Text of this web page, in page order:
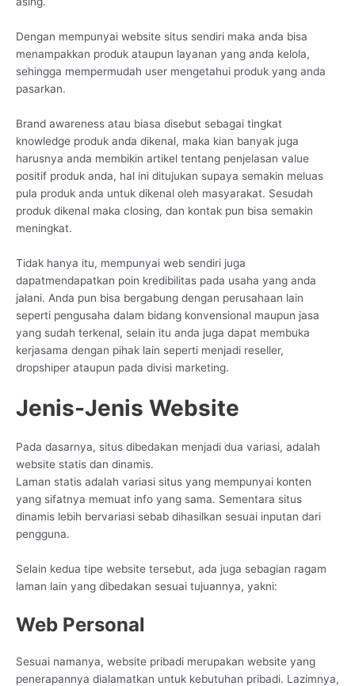
Dengan mempunyai website situs sendiri maka anda bisa
menampakkan produk ataupun layanan yang anda kelola,
sehingga mempermudah user mengetahui produk yang anda
pasarkan.
Brand awareness atau biasa disebut sebagai tingkat
knowledge produk anda dikenal, maka kian banyak juga
harusnya anda membikin artikel tentang penjelasan value
positif produk anda, hal ini ditujukan supaya semakin meluas
pula produk anda untuk dikenal oleh masyarakat. Sesudah
produk dikenal maka closing, dan kontak pun bisa semakin
meningkat.
Tidak hanya itu, mempunyai web sendiri juga
dapatmendapatkan poin kredibilitas pada usaha yang anda
jalani. Anda pun bisa bergabung dengan perusahaan lain
seperti pengusaha dalam bidang konvensional maupun jasa
yang sudah terkenal, selain itu anda juga dapat membuka
kerjasama dengan pihak lain seperti menjadi reseller,
dropshiper ataupun pada divisi marketing.
Jenis-Jenis Website
Pada dasarnya, situs dibedakan menjadi dua variasi, adalah
website statis dan dinamis.
Laman statis adalah variasi situs yang mempunyai konten
yang sifatnya memuat info yang sama. Sementara situs
dinamis lebih bervariasi sebab dihasilkan sesuai inputan dari
pengguna.
Selain kedua tipe website tersebut, ada juga sebagian ragam
laman lain yang dibedakan sesuai tujuannya, yakni:
Web Personal
Sesuai namanya, website pribadi merupakan website yang
penerapannya dialamatkan untuk kebutuhan pribadi. Lazimnya,